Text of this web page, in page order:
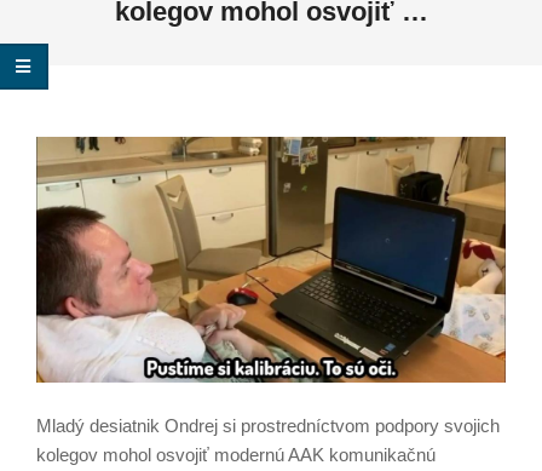
kolegov mohol osvojiť …
Mladý desiatnik Ondrej si prostredníctvom podpory svojich
kolegov mohol osvojiť modernú AAK komunikačnú